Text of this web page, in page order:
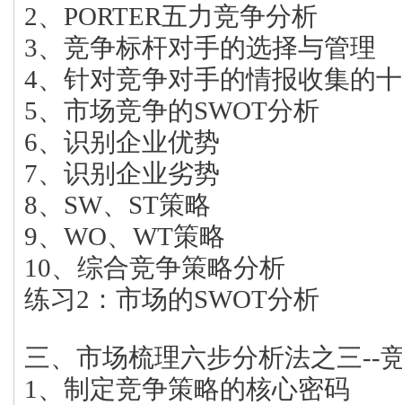
2、PORTER五力竞争分析
3、竞争标杆对手的选择与管理
4、针对竞争对手的情报收集的
5、市场竞争的SWOT分析
6、识别企业优势
7、识别企业劣势
8、SW、ST策略
9、WO、WT策略
10、综合竞争策略分析
练习2：市场的SWOT分析
三、市场梳理六步分析法之三--
1、制定竞争策略的核心密码